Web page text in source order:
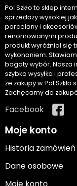
Pol Szkło to sklep
sprzedaży wysokiej
porcelany i
renomowanymi
produkt wyróżniał się
wykonaniem.
bogaty wybór. Nasza
szybka wysyłka i
że zakupy w Pol
Zachęcamy do
Facebook
Moje konto
Historia zamówień
Dane osobowe